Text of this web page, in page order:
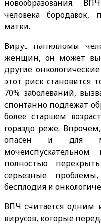
новообразования.
человека
матки.
Вирус папилломы
женщин, он может
другие
этот риск становится
70% заболеваний,
спонтанно подлежат
более старшем
гораздо реже.
опасен и для
полностью
серьезные
бесплодия и
ВПЧ считается одним
вирусов, которые